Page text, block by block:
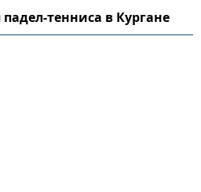
тенниса в Кургане